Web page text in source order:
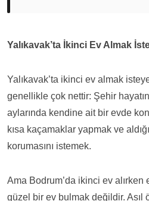
Yalıkavak’ta İkinci Ev Almak
Yalıkavak’ta ikinci ev almak
genellikle çok nettir: Şehir
aylarında kendine ait bir evde
kısa kaçamaklar yapmak ve
korumasını istemek.
Ama Bodrum’da ikinci ev
güzel bir ev bulmak değildir. Asıl